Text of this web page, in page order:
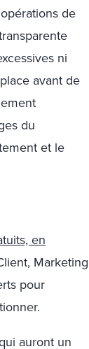
de
ni
avant de
du
et le
en
Marketing
pour
auront un